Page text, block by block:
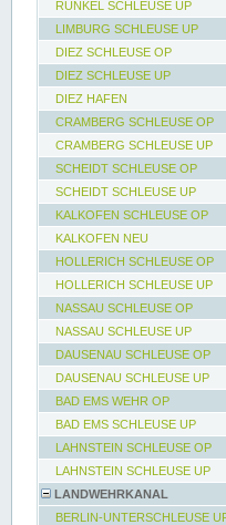
RUNKEL SCHLEUSE UP
LIMBURG SCHLEUSE UP
DIEZ SCHLEUSE OP
DIEZ SCHLEUSE UP
DIEZ HAFEN
CRAMBERG SCHLEUSE OP
CRAMBERG SCHLEUSE UP
SCHEIDT SCHLEUSE OP
SCHEIDT SCHLEUSE UP
KALKOFEN SCHLEUSE OP
KALKOFEN NEU
HOLLERICH SCHLEUSE OP
HOLLERICH SCHLEUSE UP
NASSAU SCHLEUSE OP
NASSAU SCHLEUSE UP
DAUSENAU SCHLEUSE OP
DAUSENAU SCHLEUSE UP
BAD EMS WEHR OP
BAD EMS SCHLEUSE UP
LAHNSTEIN SCHLEUSE OP
LAHNSTEIN SCHLEUSE UP
LANDWEHRKANAL
BERLIN-UNTERSCHLEUSE